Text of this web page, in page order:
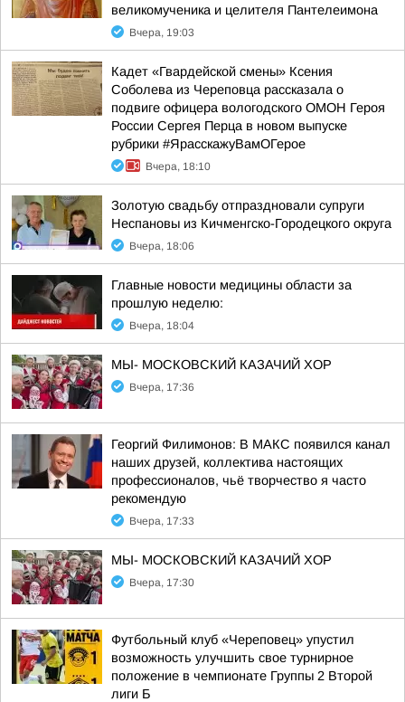
великомученика и целителя Пантелеимона
Вчера, 19:03
Кадет «Гвардейской смены» Ксения
Соболева из Череповца рассказала о
подвиге офицера вологодского ОМОН Героя
России Сергея Перца в новом выпуске
рубрики #ЯрасскажуВамОГерое
Вчера, 18:10
Золотую свадьбу отпраздновали супруги
Неспановы из Кичменгско-Городецкого округа
Вчера, 18:06
Главные новости медицины области за
прошлую неделю:
Вчера, 18:04
МЫ- МОСКОВСКИЙ КАЗАЧИЙ ХОР
Вчера, 17:36
Георгий Филимонов: В МАКС появился канал
наших друзей, коллектива настоящих
профессионалов, чьё творчество я часто
рекомендую
Вчера, 17:33
МЫ- МОСКОВСКИЙ КАЗАЧИЙ ХОР
Вчера, 17:30
Футбольный клуб «Череповец» упустил
возможность улучшить свое турнирное
положение в чемпионате Группы 2 Второй
лиги Б